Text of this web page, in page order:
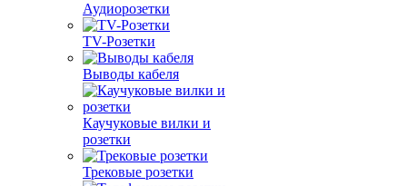
Аудиорозетки
TV-Розетки
Выводы кабеля
Каучуковые вилки и
розетки
Трековые розетки